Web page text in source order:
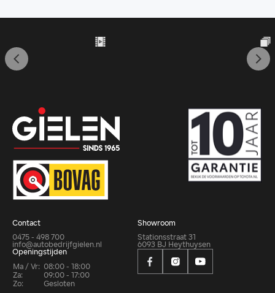
Contact
0475 - 498 700
info@autobedrijfgielen.nl
Showroom
Stationsstraat 31
6093 BJ Heythuysen
Openingstijden
Ma / Vr:
08:00 - 18:00
Za:
09:00 - 17:00
Zo:
Gesloten